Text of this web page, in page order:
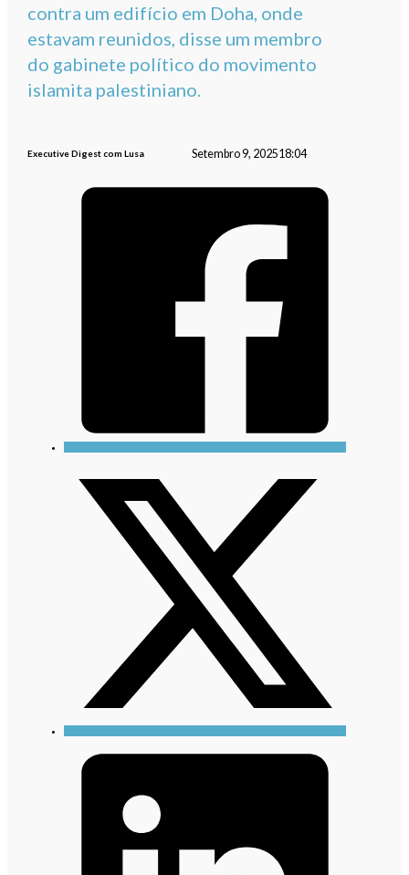
contra um edifício em Doha, onde
estavam reunidos, disse um membro
do gabinete político do movimento
islamita palestiniano.
Executive Digest com Lusa Setembro 9, 202518:04